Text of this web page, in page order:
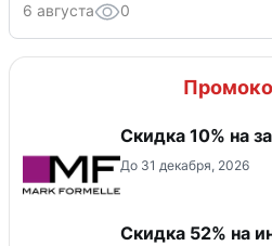
6 августа 0
Скидка 10% на
До 31 декабря, 2026
Скидка 52% на